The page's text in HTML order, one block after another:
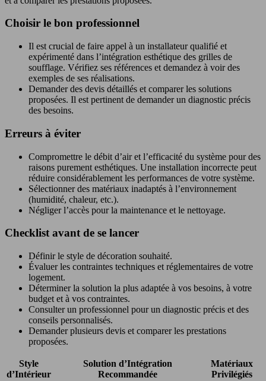
Choisir le bon professionnel
Il est crucial de faire appel à un installateur qualifié et
expérimenté dans l’intégration esthétique des grilles de
soufflage. Vérifiez ses références et demandez à voir des
exemples de ses réalisations.
Demander des devis détaillés et comparer les solutions
proposées. Il est pertinent de demander un diagnostic précis
des besoins.
Erreurs à éviter
Compromettre le débit d’air et l’efficacité du système pour des
raisons purement esthétiques. Une installation incorrecte peut
réduire considérablement les performances de votre système.
Sélectionner des matériaux inadaptés à l’environnement
(humidité, chaleur, etc.).
Négliger l’accès pour la maintenance et le nettoyage.
Checklist avant de se lancer
Définir le style de décoration souhaité.
Évaluer les contraintes techniques et réglementaires de votre
logement.
Déterminer la solution la plus adaptée à vos besoins, à votre
budget et à vos contraintes.
Consulter un professionnel pour un diagnostic précis et des
conseils personnalisés.
Demander plusieurs devis et comparer les prestations
proposées.
Style
d’Intérieur
Solution d’Intégration
Recommandée
Matériaux
Privilégiés